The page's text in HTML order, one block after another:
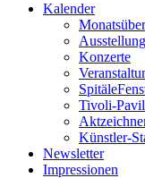
Kalender
Konzerte
Tivoli-
Künstler-
Newsletter
Impressionen